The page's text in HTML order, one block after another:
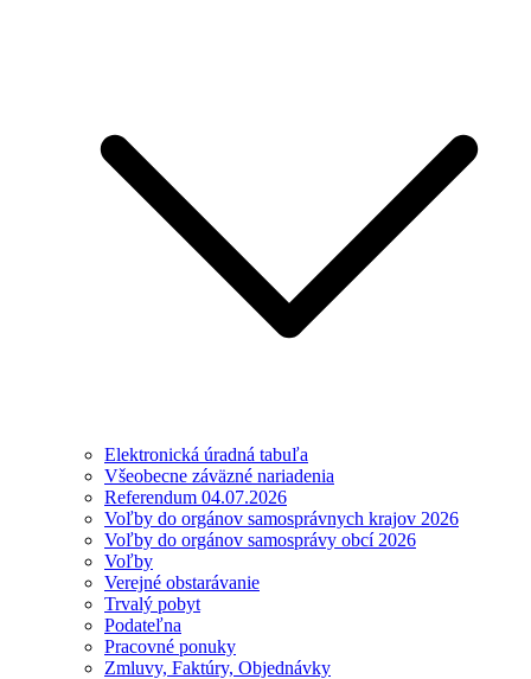
Elektronická úradná tabuľa
Všeobecne záväzné nariadenia
Referendum 04.07.2026
Voľby do orgánov samosprávnych krajov 2026
Voľby do orgánov samosprávy obcí 2026
Voľby
Verejné obstarávanie
Trvalý pobyt
Podateľna
Pracovné ponuky
Zmluvy, Faktúry, Objednávky